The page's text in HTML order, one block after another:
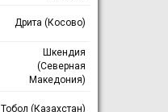
Дрита (Косово)
Шкендия
(Северная
Македония)
Тобол (Казахстан)